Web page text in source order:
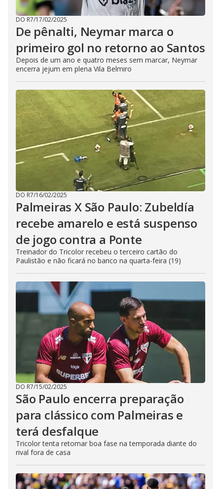
DO R7/17/02/2025
De pênalti, Neymar marca o
primeiro gol no retorno ao Santos
Depois de um ano e quatro meses sem marcar, Neymar
encerra jejum em plena Vila Belmiro
DO R7/16/02/2025
Palmeiras X São Paulo: Zubeldía
recebe amarelo e está suspenso
de jogo contra a Ponte
Treinador do Tricolor recebeu o terceiro cartão do
Paulistão e não ficará no banco na quarta-feira (19)
DO R7/15/02/2025
São Paulo encerra preparação
para clássico com Palmeiras e
terá desfalque
Tricolor tenta retomar boa fase na temporada diante do
rival fora de casa